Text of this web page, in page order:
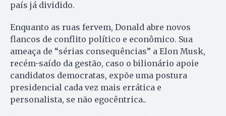
país já dividido.
Enquanto as ruas fervem, Donald abre novos
flancos de conflito político e econômico. Sua
ameaça de “sérias consequências” a Elon Musk,
recém-saído da gestão, caso o bilionário apoie
candidatos democratas, expõe uma postura
presidencial cada vez mais errática e
personalista, se não egocêntrica..